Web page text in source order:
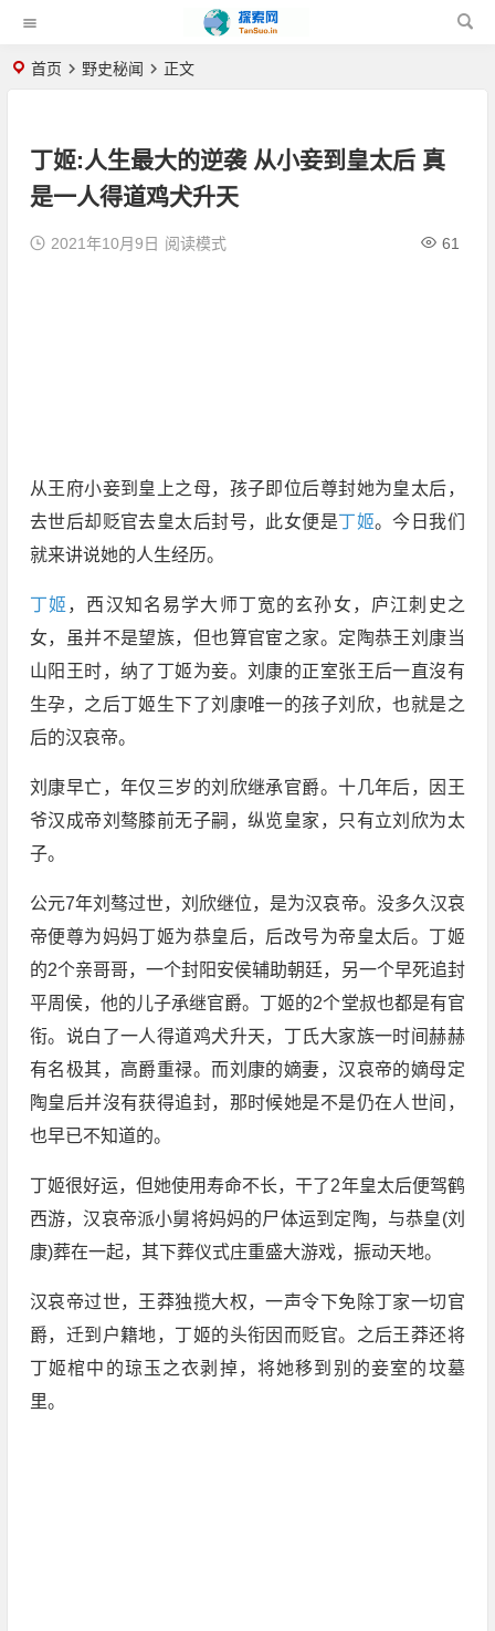
首页 野史秘闻 正文
丁姬:人生最大的逆袭 从小妾到皇太后 真
是一人得道鸡犬升天
2021年10月9日 61
阅读模式
从王府小妾到皇上之母，孩子即位后尊封她为皇太后，
去世后却贬官去皇太后封号，此女便是丁姬。今日我们
就来讲说她的人生经历。
丁姬 ，西汉知名易学大师丁宽的玄孙女，庐江刺史之
女，虽并不是望族，但也算官宦之家。定陶恭王刘康当
山阳王时，纳了丁姬为妾。刘康的正室张王后一直沒有
生孕，之后丁姬生下了刘康唯一的孩子刘欣，也就是之
后的汉哀帝。
刘康早亡，年仅三岁的刘欣继承官爵。十几年后，因王
爷汉成帝刘骜膝前无子嗣，纵览皇家，只有立刘欣为太
子。
公元7年刘骜过世，刘欣继位，是为汉哀帝。没多久汉哀
帝便尊为妈妈丁姬为恭皇后，后改号为帝皇太后。丁姬
的2个亲哥哥，一个封阳安侯辅助朝廷，另一个早死追封
平周侯，他的儿子承继官爵。丁姬的2个堂叔也都是有官
衔。说白了一人得道鸡犬升天，丁氏大家族一时间赫赫
有名极其，高爵重禄。而刘康的嫡妻，汉哀帝的嫡母定
陶皇后并沒有获得追封，那时候她是不是仍在人世间，
也早已不知道的。
丁姬很好运，但她使用寿命不长，干了2年皇太后便驾鹤
西游，汉哀帝派小舅将妈妈的尸体运到定陶，与恭皇(刘
康)葬在一起，其下葬仪式庄重盛大游戏，振动天地。
汉哀帝过世，王莽独揽大权，一声令下免除丁家一切官
爵，迁到户籍地，丁姬的头衔因而贬官。之后王莽还将
丁姬棺中的琼玉之衣剥掉，将她移到别的妾室的坟墓
里。